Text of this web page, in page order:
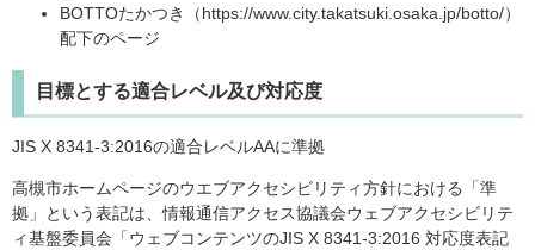
BOTTOたかつき（https://www.city.takatsuki.osaka.jp/botto/）
配下のページ
目標とする適合レベル及び対応度
JIS X 8341-3:2016の適合レベルAAに準拠
高槻市ホームページのウエブアクセシビリティ方針における「準
拠」という表記は、情報通信アクセス協議会ウェブアクセシビリテ
ィ基盤委員会「ウェブコンテンツのJIS X 8341-3:2016 対応度表記